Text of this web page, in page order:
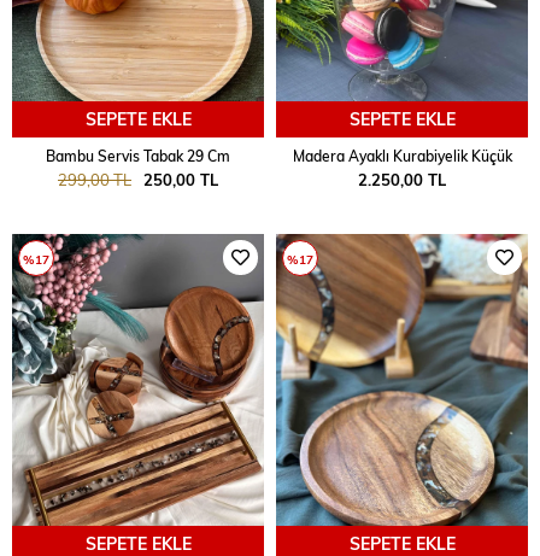
SEPETE EKLE
Bambu Servis Tabak 29 Cm
250,00 TL
299,00 TL
SEPETE EKLE
Madera Ayaklı Kurabiyelik Küçük
2.250,00 TL
SEPETE EKLE
%17
SEPETE EKLE
%17